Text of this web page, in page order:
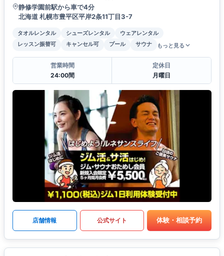
静修学園前駅から車で4分
北海道 札幌市豊平区平岸2条11丁目3-7
タオルレンタル シューズレンタル
ウェアレンタル
レッスン振替可
キャンセル可 プール サウナ もっと見る
営業時間
24:00間
定休日
月曜日
店舗情報 公式サイト 体験・相談予約